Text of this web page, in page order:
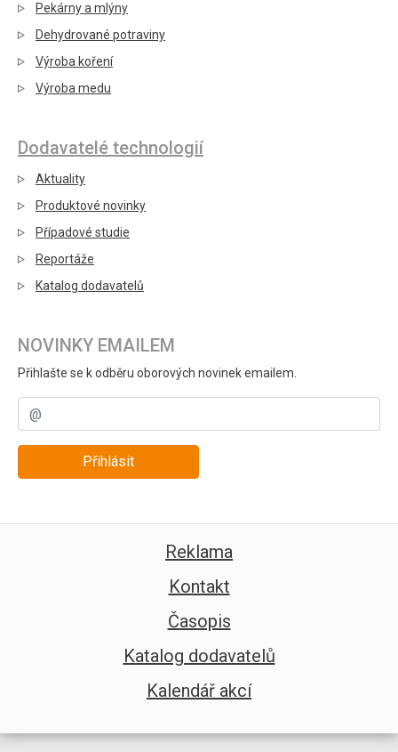
Pekárny a mlýny
Dehydrované potraviny
Výroba koření
Výroba medu
Dodavatelé technologií
Aktuality
Produktové novinky
Případové studie
Reportáže
Katalog dodavatelů
NOVINKY EMAILEM
Přihlašte se k odběru oborových novinek emailem.
Přihlásit
Reklama
Kontakt
Časopis
Katalog dodavatelů
Kalendář akcí